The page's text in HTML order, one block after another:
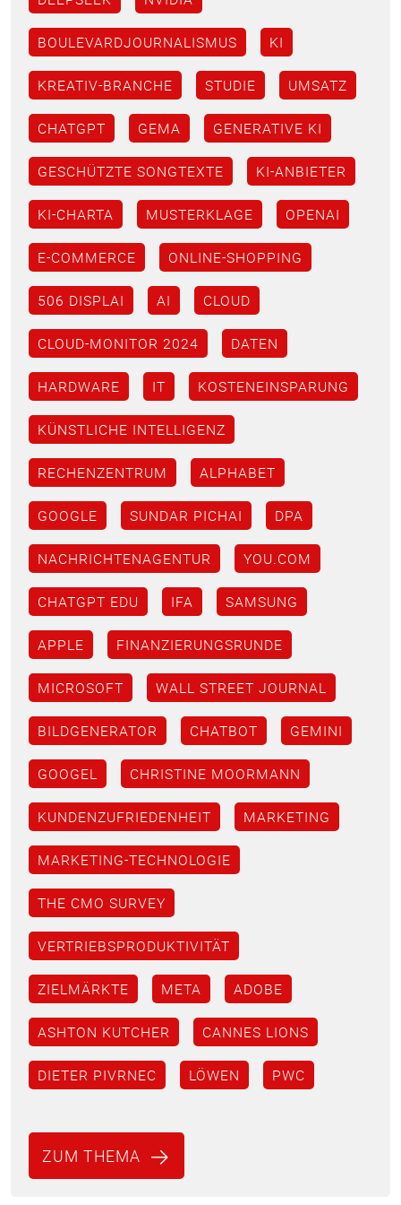
BOULEVARDJOURNALISMUS KI
KREATIV-BRANCHE STUDIE UMSATZ
CHATGPT GEMA GENERATIVE KI
GESCHÜTZTE SONGTEXTE KI-ANBIETER
KI-CHARTA MUSTERKLAGE OPENAI
E-COMMERCE ONLINE-SHOPPING
506 DISPLAI AI CLOUD
CLOUD-MONITOR 2024 DATEN
HARDWARE IT KOSTENEINSPARUNG
KÜNSTLICHE INTELLIGENZ
RECHENZENTRUM ALPHABET
GOOGLE SUNDAR PICHAI DPA
NACHRICHTENAGENTUR YOU.COM
CHATGPT EDU IFA SAMSUNG
APPLE FINANZIERUNGSRUNDE
MICROSOFT WALL STREET JOURNAL
BILDGENERATOR CHATBOT GEMINI
GOOGEL CHRISTINE MOORMANN
KUNDENZUFRIEDENHEIT MARKETING
MARKETING-TECHNOLOGIE
THE CMO SURVEY
VERTRIEBSPRODUKTIVITÄT
ZIELMÄRKTE META ADOBE
ASHTON KUTCHER CANNES LIONS
DIETER PIVRNEC LÖWEN PWC
ZUM THEMA